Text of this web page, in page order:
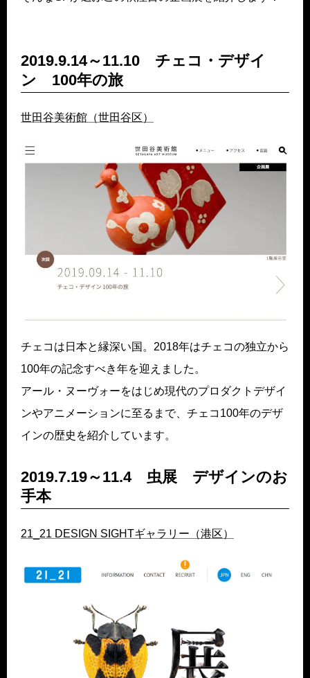
2019.9.14～11.10 チェコ・デザイ
ン 100年の旅
世田谷美術館（世田谷区）
チェコは日本と縁深い国。2018年はチェコの独立から
100年の記念すべき年を迎えました。
アール・ヌーヴォーをはじめ現代のプロダクトデザイ
ンやアニメーションに至るまで、チェコ100年のデザ
インの歴史を紹介しています。
2019.7.19～11.4 虫展 デザインのお
手本
21_21 DESIGN SIGHTギャラリー（港区）